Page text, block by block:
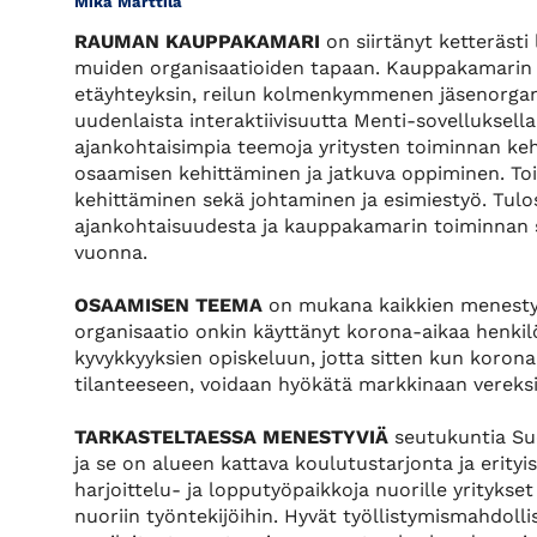
RAUMAN KAUPPAKAMARI on siirtänyt ketterästi
muiden organisaatioiden tapaan.
etäyhteyksin, reilun kolmenkymmenen
uudenlaista interaktiivisuutta Menti-
ajankohtaisimpia teemoja yritysten toiminnan
osaamisen kehittäminen ja jatkuva oppiminen.
kehittäminen sekä johtaminen ja esimiestyö.
ajankohtaisuudesta ja kauppakamarin
vuonna.
OSAAMISEN TEEMA on mukana kaikkien
organisaatio onkin käyttänyt korona-aikaa
kyvykkyyksien opiskeluun, jotta sitten kun
tilanteeseen, voidaan hyökätä markkinaan
TARKASTELTAESSA MENESTYVIÄ seutukuntia
ja se on alueen kattava koulutustarjonta ja
harjoittelu- ja lopputyöpaikkoja nuorille yritykset
nuoriin työntekijöihin. Hyvät